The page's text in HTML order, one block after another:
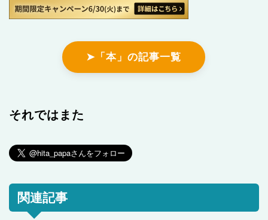
➤「本」の記事一覧
それではまた
関連記事